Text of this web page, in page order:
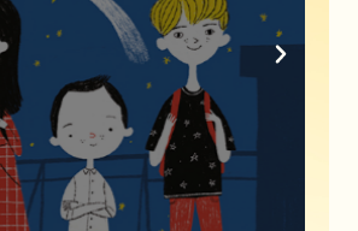
Буктрейлер на книгу
ДИВИТИСЯ